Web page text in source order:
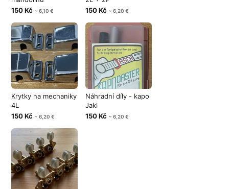
150 Kč ~ 6,10 €
150 Kč ~ 6,20 €
Krytky na mechaniky
4L
150 Kč ~ 6,20 €
Náhradní díly - kapo
Jakl
150 Kč ~ 6,20 €